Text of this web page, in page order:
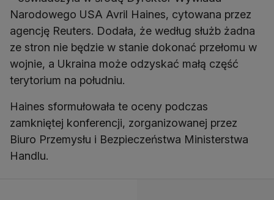
Narodowego USA Avril Haines, cytowana przez
agencję Reuters. Dodała, że według służb żadna
ze stron nie będzie w stanie dokonać przełomu w
wojnie, a Ukraina może odzyskać małą część
terytorium na południu.
Haines sformułowała te oceny podczas
zamkniętej konferencji, zorganizowanej przez
Biuro Przemysłu i Bezpieczeństwa Ministerstwa
Handlu.